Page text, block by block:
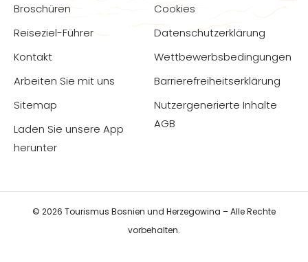
Broschüren
Reiseziel-Führer
Kontakt
Arbeiten Sie mit uns
Sitemap
Laden Sie unsere App
herunter
Cookies
Datenschutzerklärung
Wettbewerbsbedingungen
Barrierefreiheitserklärung
Nutzergenerierte Inhalte
AGB
© 2026 Tourismus Bosnien und Herzegowina – Alle Rechte
vorbehalten.